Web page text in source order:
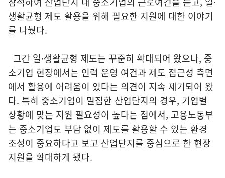
생활균형 제도 활용을 위해 필요한 지원에 대한 이야기
를 나눴다.
그간 일·생활균형 제도는 꾸준히 확대되어 왔으나, 중
소기업 현장에서는 인력 운영 여건과 제도 접근성 측면
에서 활용에 어려움이 있다는 의견이 지속 제기되어 왔
다. 특히 중소기업이 밀집한 산업단지의 경우, 기업별
상황에 맞는 지원 필요성이 높다는 점에서, 고용노동부
는 중소기업도 부담 없이 제도를 활용할 수 있는 환경
조성이 중요하다고 보고 산업단지를 중심으로 한 현장
지원을 확대하게 됐다.